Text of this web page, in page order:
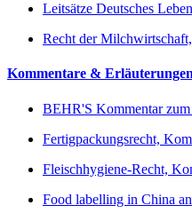
Leitsätze Deutsches
Recht der
Kommentare &
BEHR'S Kommentar
Fertigpackungsrecht,
Fleischhygiene-Recht,
Food labelling in China